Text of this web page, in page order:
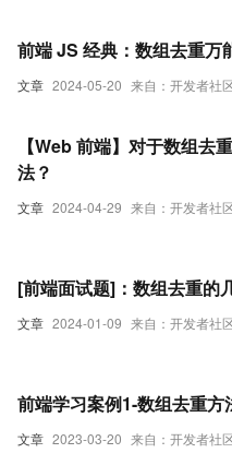
文章 2024-05-20 来自：开发者社
前端 JS 经典：数组去重万
文章 2024-04-29 来自：开发者社
【Web 前端】对于数组去
法？
文章 2024-01-09 来自：开发者社
[前端面试题]：数组去重的
文章 2023-03-20 来自：开发者社
前端学习案例1-数组去重方